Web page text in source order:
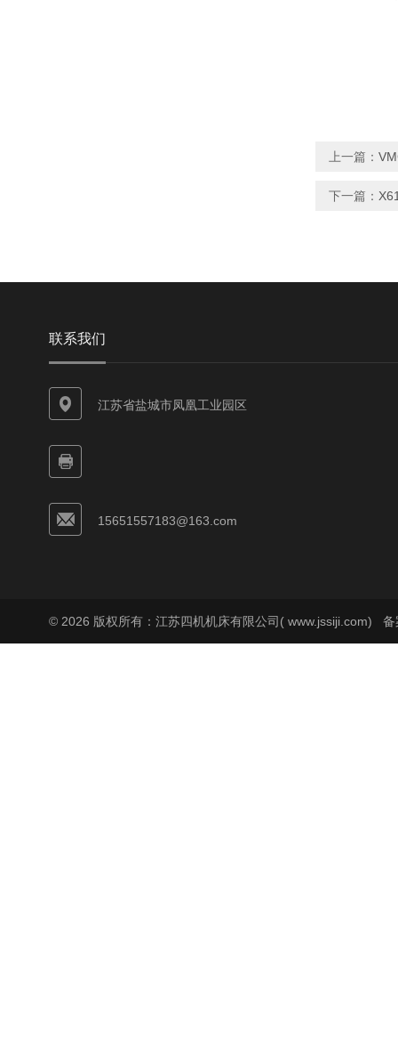
上一篇：
下一篇：
联系我们
江苏省盐城市凤凰工业园区
15651557183@163.com
© 2026 版权所有：江苏四机机床有限公司( www.jssiji.com) 备